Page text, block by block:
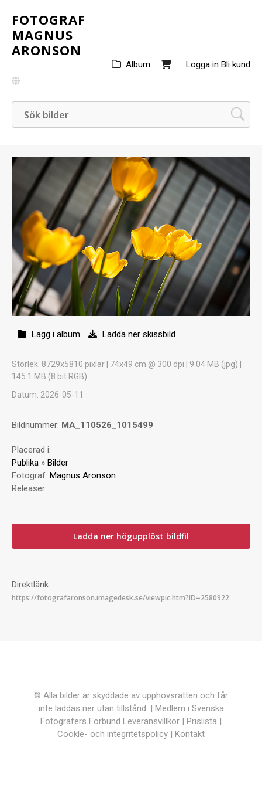
FOTOGRAF
MAGNUS
ARONSON
Logga in Bli kund
Album
Lägg i album Ladda ner skissbild
Storlek: 8729x5810 pixlar | 74x49 cm @ 300 dpi | 9.04 MB (jpg) |
145.1 MB (8 bit RGB)
Datum: 2026-05-11
Bildnummer: MA_110526_1015499
Placerad i:
Publika » Bilder
Fotograf: Magnus Aronson
Releaser:
Ladda ner högupplöst bildfil
Direktlänk
© Alla bilder är skyddade av upphovsrätten och får
inte laddas ner utan tillstånd. | Medlem i Svenska
Fotografers Förbund Leveransvillkor | Prislista |
Cookle- och integritetspolicy | Kontakt